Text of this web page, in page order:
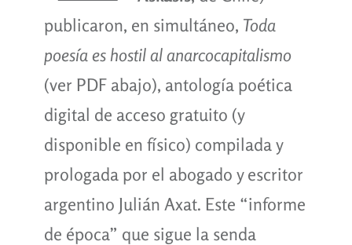
publicaron, en simultáneo, Toda
poesía es hostil al anarcocapitalismo
(ver PDF abajo), antología poética
digital de acceso gratuito (y
disponible en físico) compilada y
prologada por el abogado y escritor
argentino Julián Axat. Este “informe
de época” que sigue la senda